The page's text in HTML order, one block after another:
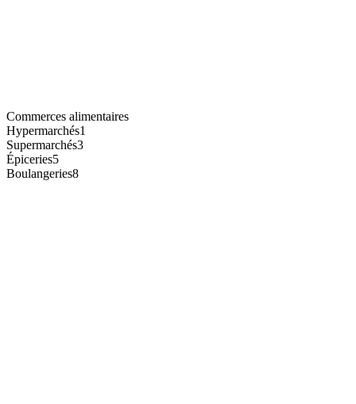
Commerces alimentaires
Hypermarchés1
Supermarchés3
Épiceries5
Boulangeries8